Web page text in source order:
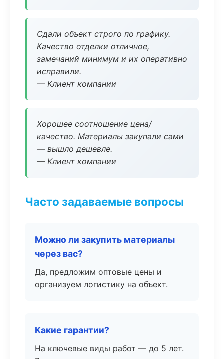
Сдали объект строго по графику.
Качество отделки отличное,
замечаний минимум и их оперативно
исправили.
— Клиент компании
Хорошее соотношение цена/
качество. Материалы закупали сами
— вышло дешевле.
— Клиент компании
Часто задаваемые вопросы
Можно ли закупить материалы
через вас?
Да, предложим оптовые цены и
организуем логистику на объект.
Какие гарантии?
На ключевые виды работ — до 5 лет.